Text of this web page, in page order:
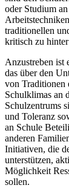
oder Studium
traditionellen
kritisch zu
Anzustreben ist
das über den
von Traditionen
Schulklimas an
Schulzentrums
und Toleranz
an Schule
anderen
Initiativen, die
unterstützen,
Möglichkeit
sollen.